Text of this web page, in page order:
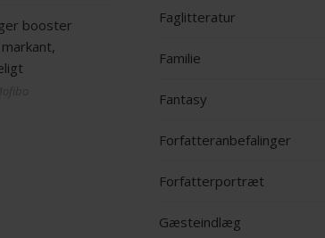
booster
Faglitteratur
Familie
Fantasy
Forfatteranbefalinger
Forfatterportræt
Gæsteindlæg